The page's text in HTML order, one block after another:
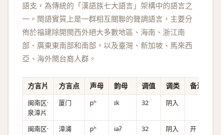
語支，為傳統的「漢語族七大語言」架構中的語言之
一。閩語實質上是一群相互關聯的聲調語言，主要分
佈於福建除開閩西外絕大多數地區、海南、浙江南
部、廣東東南部和南部，以及臺灣、新加坡、馬來西
亞、海外閩台裔人群。
方言片 方言点 声母 韵母 调值 调类 备注
闽南区·
泉漳片
厦门 pʰ ɪk 32 阴入
闽南区·
漳浦 pʰ iaʔ 32 阴入
开